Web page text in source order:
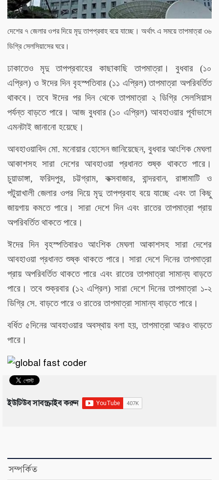
দেশের ৭ জেলার ওপর দিয়ে মৃদু তাপপ্রবাহ বয়ে যাচ্ছে। অর্থাৎ এ সময়ে তাপমাত্রা ৩৬
ডিগ্রি সেলসিয়াসের ঘরে।
ঢাকাতেও মৃদু তাপপ্রবাহের কাছাকাছি তাপমাত্রা। বুধবার (১০
এপ্রিল) ও ঈদের দিন বৃহস্পতিবার (১১ এপ্রিল) তাপমাত্রা অপরিবর্তিত
থাকবে। তবে ঈদের পর দিন থেকে তাপমাত্রা ২ ডিগ্রি সেলসিয়াস
পর্যন্ত বাড়তে পারে। আজ বুধবার (১০ এপ্রিল) আবহাওয়ার পূর্বাভাসে
এমনটাই জানানো হয়েছে।
আবহাওয়াবিদ মো. মনোয়ার হোসেন জানিয়েছেন, বুধবার আংশিক মেঘলা
আকাশসহ সারা দেশের আবহাওয়া প্রধানত শুষ্ক থাকতে পারে।
চুয়াডাঙ্গা, ফরিদপুর, চট্টগ্রাম, কক্সবাজার, বান্দরবান, রাঙ্গামাটি ও
পটুয়াখালী জেলার ওপর দিয়ে মৃদু তাপপ্রবাহ বয়ে যাচ্ছে এবং তা কিছু
জায়গায় কমতে পারে। সারা দেশে দিন এবং রাতের তাপমাত্রা প্রায়
অপরিবর্তিত থাকতে পারে।
ঈদের দিন বৃহস্পতিবারও আংশিক মেঘলা আকাশসহ সারা দেশের
আবহাওয়া প্রধানত শুষ্ক থাকতে পারে। সারা দেশে দিনের তাপমাত্রা
প্রায় অপরিবর্তিত থাকতে পারে এবং রাতের তাপমাত্রা সামান্য বাড়তে
পারে। তবে শুক্রবার (১২ এপ্রিল) সারা দেশে দিনের তাপমাত্রা ১-২
ডিগ্রি সে. বাড়তে পারে ও রাতের তাপমাত্রা সামান্য বাড়তে পারে।
বর্ধিত ৫দিনের আবহাওয়ার অবস্থায় বলা হয়, তাপমাত্রা আরও বাড়তে
পারে।
ইউটিউব সাবস্ক্রাইব করুন
সম্পর্কিত